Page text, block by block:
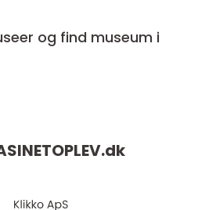
og find museum i
dk